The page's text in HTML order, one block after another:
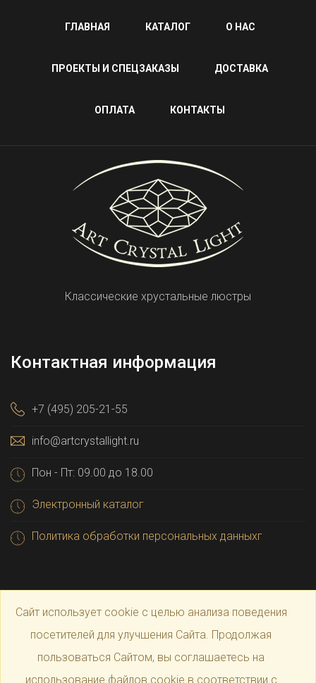
ГЛАВНАЯ КАТАЛОГ О НАС
ПРОЕКТЫ И СПЕЦЗАКАЗЫ ДОСТАВКА
ОПЛАТА КОНТАКТЫ
Классические хрустальные люстры
Контактная информация
+7 (495) 205-21-55
info@artcrystallight.ru
Пон - Пт: 09.00 до 18.00
Электронный каталог
Политика обработки персональных данныхг
Сайт использует cookie с целью анализа поведения
посетителей для улучшения Сайта. Продолжая
пользоваться Сайтом, вы соглашаетесь на
использование файлов cookie в соответствии с